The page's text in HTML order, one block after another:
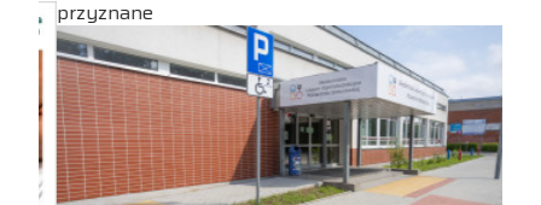
przyznane